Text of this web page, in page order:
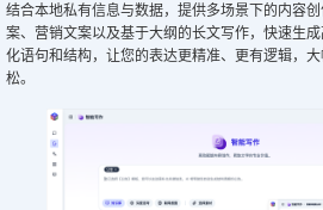
结合本地私有信息与数据，提供多场景下的内容
案、营销文案以及基于大纲的长文写作，快速生
化语句和结构，让您的表达更精准、更有逻辑，
松。